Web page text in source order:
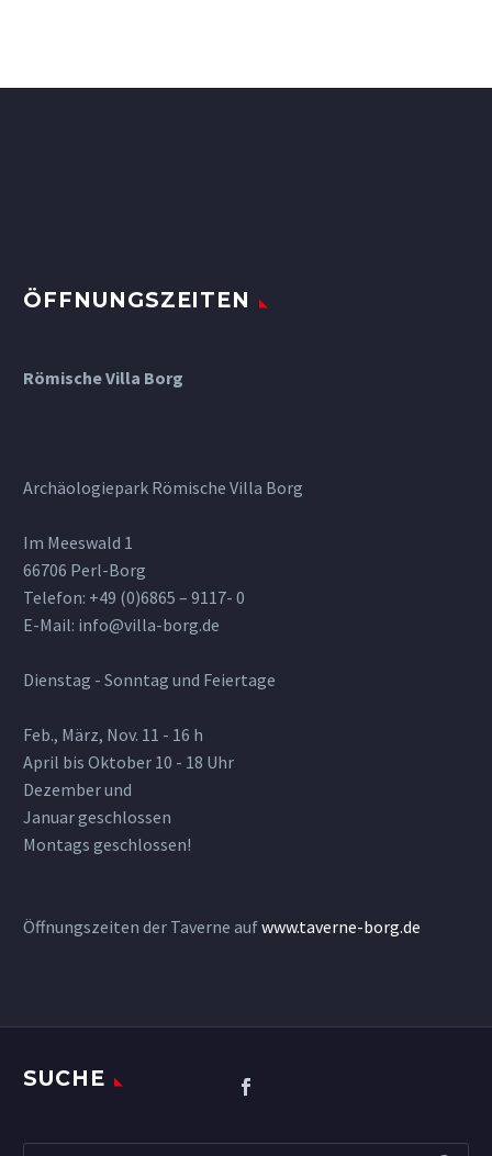
ÖFFNUNGSZEITEN
Römische Villa Borg
Archäologiepark Römische Villa Borg
Im Meeswald 1
66706 Perl-Borg
Telefon: +49 (0)6865 – 9117- 0
E-Mail: info@villa-borg.de
Dienstag - Sonntag und Feiertage
Feb., März, Nov. 11 - 16 h
April bis Oktober 10 - 18 Uhr
Dezember und
Januar geschlossen
Montags geschlossen!
Öffnungszeiten der Taverne aufwww.taverne-borg.de
SUCHE